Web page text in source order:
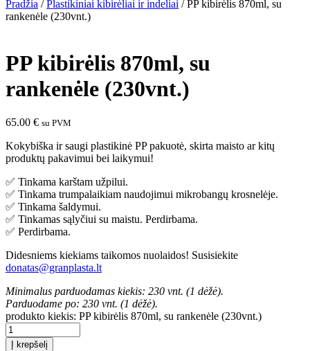
Pradžia /Plastikiniai kibirėliai ir indeliai / PP kibirėlis 870ml, su
rankenėle (230vnt.)
PP kibirėlis 870ml, su
rankenėle (230vnt.)
65.00 € su PVM
Kokybiška ir saugi plastikinė PP pakuotė, skirta maisto ar kitų
produktų pakavimui bei laikymui!
✅ Tinkama karštam užpilui.
✅ Tinkama trumpalaikiam naudojimui mikrobangų krosnelėje.
✅ Tinkama šaldymui.
✅ Tinkamas sąlyčiui su maistu. Perdirbama.
✅ Perdirbama.
Didesniems kiekiams taikomos nuolaidos! Susisiekite
donatas@granplasta.lt
Minimalus parduodamas kiekis: 230 vnt. (1 dėžė).
Parduodame po: 230 vnt. (1 dėžė).
produkto kiekis: PP kibirėlis 870ml, su rankenėle (230vnt.)
Į krepšelį